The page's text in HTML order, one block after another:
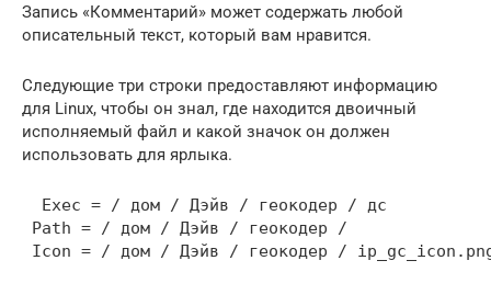
Запись «Комментарий» может содержать любой
описательный текст, который вам нравится.
Следующие три строки предоставляют информацию
для Linux, чтобы он знал, где находится двоичный
исполняемый файл и какой значок он должен
использовать для ярлыка.
  Exec = / дом / Дэйв / геокодер / дс
Path = / дом / Дэйв / геокодер /
Icon = / дом / Дэйв / геокодер /